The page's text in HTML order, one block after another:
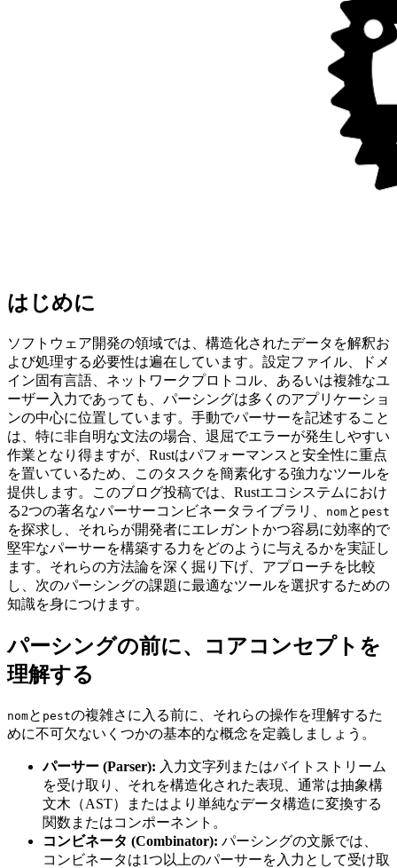
はじめに
ソフトウェア開発の領域では、構造化されたデータを解釈お
よび処理する必要性は遍在しています。設定ファイル、ドメ
イン固有言語、ネットワークプロトコル、あるいは複雑なユ
ーザー入力であっても、パーシングは多くのアプリケーショ
ンの中心に位置しています。手動でパーサーを記述すること
は、特に非自明な文法の場合、退屈でエラーが発生しやすい
作業となり得ますが、Rustはパフォーマンスと安全性に重点
を置いているため、このタスクを簡素化する強力なツールを
提供します。このブログ投稿では、Rustエコシステムにおけ
る2つの著名なパーサーコンビネータライブラリ、
nomと pest
を探求し、それらが開発者にエレガントかつ容易に効率的で
堅牢なパーサーを構築する力をどのように与えるかを実証し
ます。それらの方法論を深く掘り下げ、アプローチを比較
し、次のパーシングの課題に最適なツールを選択するための
知識を身につけます。
パーシングの前に、コアコンセプトを
理解する
nomと pestの複雑さに入る前に、それらの操作を理解するた
めに不可欠ないくつかの基本的な概念を定義しましょう。
パーサー (Parser): 入力文字列またはバイトストリーム
を受け取り、それを構造化された表現、通常は抽象構
文木（AST）またはより単純なデータ構造に変換する
関数またはコンポーネント。
コンビネータ (Combinator): パーシングの文脈では、
コンビネータは1つ以上のパーサーを入力として受け取